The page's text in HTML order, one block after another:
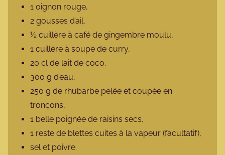
1 oignon rouge,
2 gousses d’ail,
½ cuillère à café de gingembre moulu,
1 cuillère à soupe de curry,
20 cl de lait de coco,
300 g d’eau,
250 g de rhubarbe pelée et coupée en
tronçons,
1 belle poignée de raisins secs,
1 reste de blettes cuites à la vapeur (facultatif),
sel et poivre.